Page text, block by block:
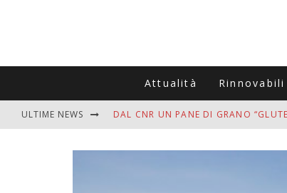
Attualità Rinnovabili
ULTIME NEWS DAL CNR UN PANE DI GRANO